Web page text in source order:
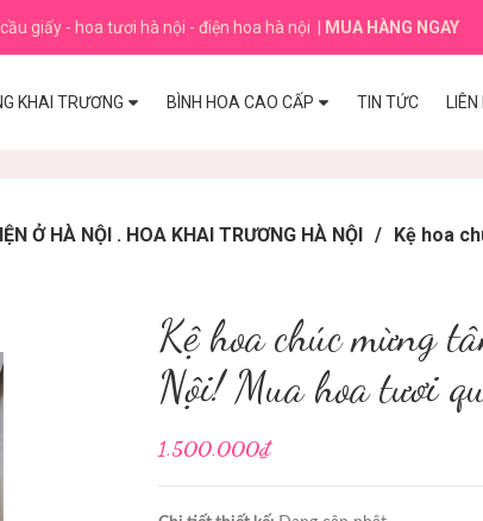
giấy - hoa tươi hà nội - điện hoa hà nội MUA HÀNG NGAY
KHAI TRƯƠNG BÌNH HOA CAO CẤP TIN TỨC
Ở HÀ NỘI . HOA KHAI TRƯƠNG HÀ NỘI / Kệ hoa
Kệ hoa chúc mừng
Nội! Mua hoa tươi
1.500.000₫